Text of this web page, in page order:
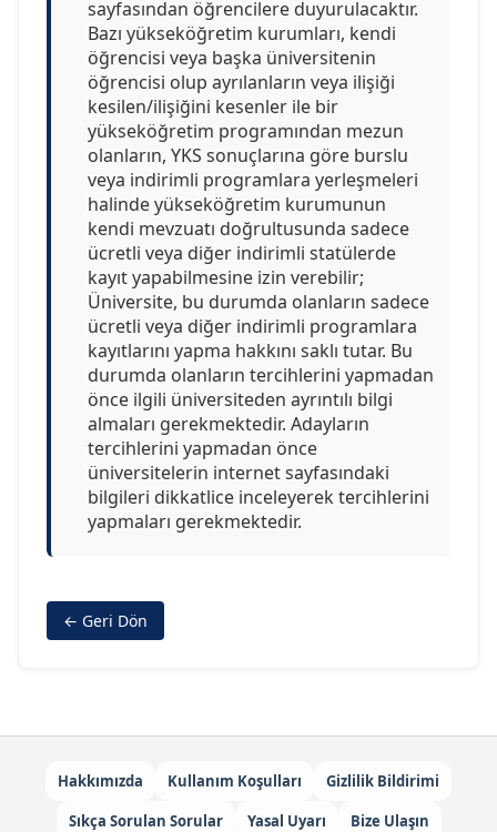
sayfasından öğrencilere duyurulacaktır.
Bazı yükseköğretim kurumları, kendi
öğrencisi veya başka üniversitenin
öğrencisi olup ayrılanların veya ilişiği
kesilen/ilişiğini kesenler ile bir
yükseköğretim programından mezun
olanların, YKS sonuçlarına göre burslu
veya indirimli programlara yerleşmeleri
halinde yükseköğretim kurumunun
kendi mevzuatı doğrultusunda sadece
ücretli veya diğer indirimli statülerde
kayıt yapabilmesine izin verebilir;
Üniversite, bu durumda olanların sadece
ücretli veya diğer indirimli programlara
kayıtlarını yapma hakkını saklı tutar. Bu
durumda olanların tercihlerini yapmadan
önce ilgili üniversiteden ayrıntılı bilgi
almaları gerekmektedir. Adayların
tercihlerini yapmadan önce
üniversitelerin internet sayfasındaki
bilgileri dikkatlice inceleyerek tercihlerini
yapmaları gerekmektedir.
← Geri Dön
Hakkımızda Kullanım Koşulları
Gizlilik Bildirimi
Sıkça Sorulan Sorular
Yasal Uyarı Bize Ulaşın